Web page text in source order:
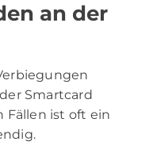
an der
Smartcard
Fällen ist oft ein